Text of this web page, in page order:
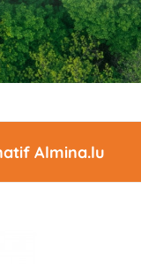
Almina.lu